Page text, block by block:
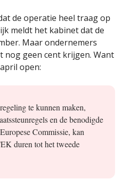
de operatie heel traag op
meldt het kabinet dat de
Maar ondernemers
nog geen cent krijgen. Want
open:
te kunnen maken,
en de benodigde
Commissie, kan
duren tot het tweede